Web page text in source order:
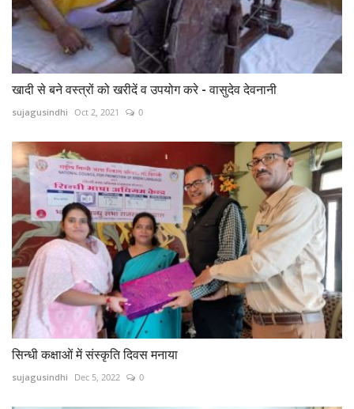
खादी से बने वस्त्रों को खरीदें व उपयोग करे - वासुदेव देवनानी
sujagusindhi Oct 2, 2021 0
सिन्धी कक्षाओं में संस्कृति दिवस मनाया
sujagusindhi Dec 5, 2022 0